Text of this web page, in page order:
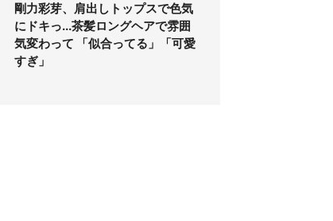
剛力彩芽、肩出しトップスで色気
にドキっ...茶髪ロングヘアで雰囲
気変わって 「似合ってる」「可愛
すぎ」